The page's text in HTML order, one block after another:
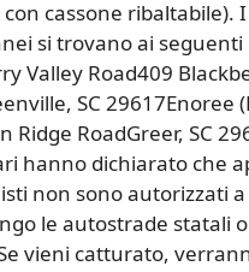
cassone ribaltabile).
si trovano ai seguenti
Valley Road409
SC 29617Enoree
Ridge RoadGreer, SC
hanno dichiarato che
non sono autorizzati
le autostrade statali
vieni catturato,